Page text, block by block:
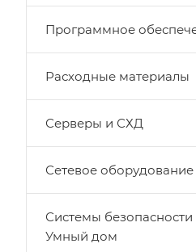
Программное
Расходные материалы
Серверы и СХД
Сетевое оборудование
Системы безопасности
Умный дом